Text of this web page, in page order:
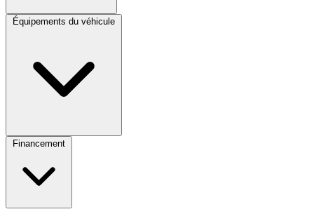
Équipements du véhicule
Financement